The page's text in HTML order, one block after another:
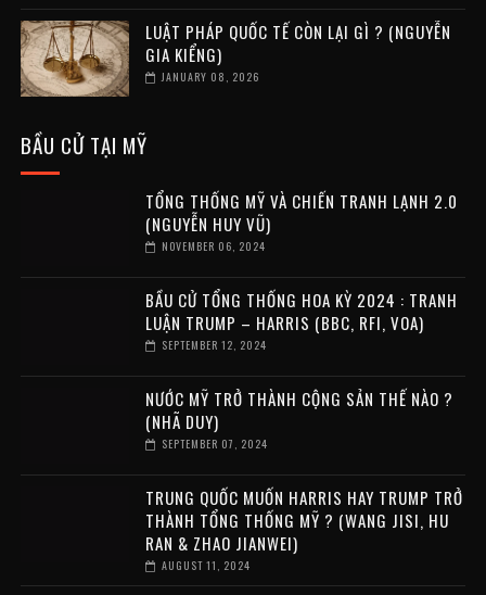
LUẬT PHÁP QUỐC TẾ CÒN LẠI GÌ ? (NGUYỄN
GIA KIỂNG)
JANUARY 08, 2026
BẦU CỬ TẠI MỸ
TỔNG THỐNG MỸ VÀ CHIẾN TRANH LẠNH 2.0
(NGUYỄN HUY VŨ)
NOVEMBER 06, 2024
BẦU CỬ TỔNG THỐNG HOA KỲ 2024 : TRANH
LUẬN TRUMP – HARRIS (BBC, RFI, VOA)
SEPTEMBER 12, 2024
NƯỚC MỸ TRỞ THÀNH CỘNG SẢN THẾ NÀO ?
(NHÃ DUY)
SEPTEMBER 07, 2024
TRUNG QUỐC MUỐN HARRIS HAY TRUMP TRỞ
THÀNH TỔNG THỐNG MỸ ? (WANG JISI, HU
RAN & ZHAO JIANWEI)
AUGUST 11, 2024